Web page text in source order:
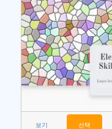
보기 선택